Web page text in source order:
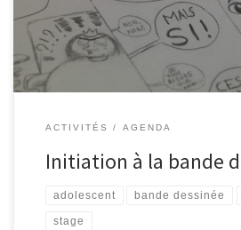
mise en couleur sur ordinateur. […]
ACTIVITÉS AGENDA
Initiation à la bande
adolescent bande dessinée
stage